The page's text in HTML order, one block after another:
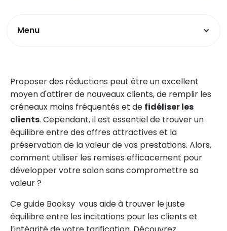
Menu
Proposer des réductions peut être un excellent
moyen d'attirer de nouveaux clients, de remplir les
créneaux moins fréquentés et de fidéliser les
clients. Cependant, il est essentiel de trouver un
équilibre entre des offres attractives et la
préservation de la valeur de vos prestations. Alors,
comment utiliser les remises efficacement pour
développer votre salon sans compromettre sa
valeur ?
Ce guide Booksy vous aide à trouver le juste
équilibre entre les incitations pour les clients et